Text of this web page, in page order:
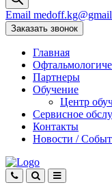
Email
Заказать звонок
Главная
Партнеры
Обучение
Центр
Сервисное
Контакты
Новости /